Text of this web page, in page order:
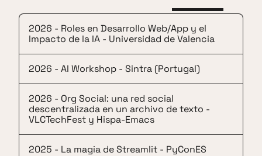
2026 - Roles en Desarrollo Web/App y el
Impacto de la IA - Universidad de Valencia
2026 - AI Workshop - Sintra (Portugal)
2026 - Org Social: una red social
descentralizada en un archivo de texto -
VLCTechFest y Hispa-Emacs
2025 - La magia de Streamlit - PyConES